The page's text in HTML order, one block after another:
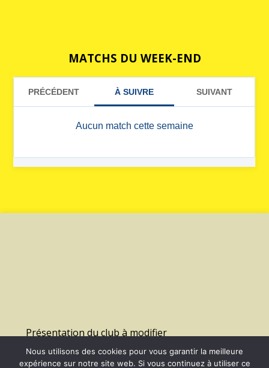
MATCHS DU WEEK-END
Présentation du club à modifier
Nous utilisons des cookies pour vous garantir la meilleure
expérience sur notre site web. Si vous continuez à utiliser ce